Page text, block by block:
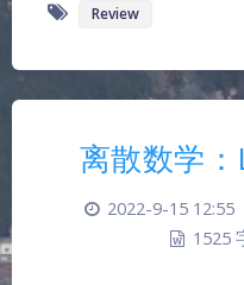
Review
离散数学
2022-9-15 12:55
1525